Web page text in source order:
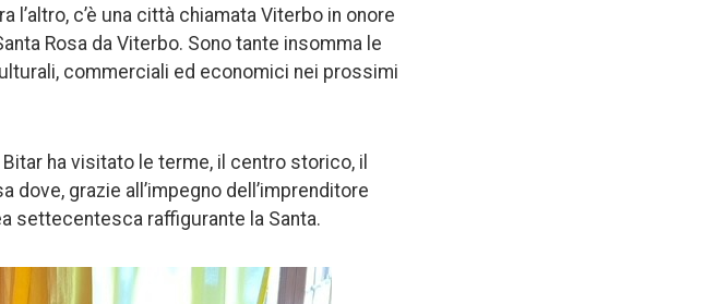
c’è una città chiamata Viterbo in onore
Rosa da Viterbo. Sono tante insomma le
commerciali ed economici nei prossimi
ha visitato le terme, il centro storico, il
dove, grazie all’impegno dell’imprenditore
settecentesca raffigurante la Santa.